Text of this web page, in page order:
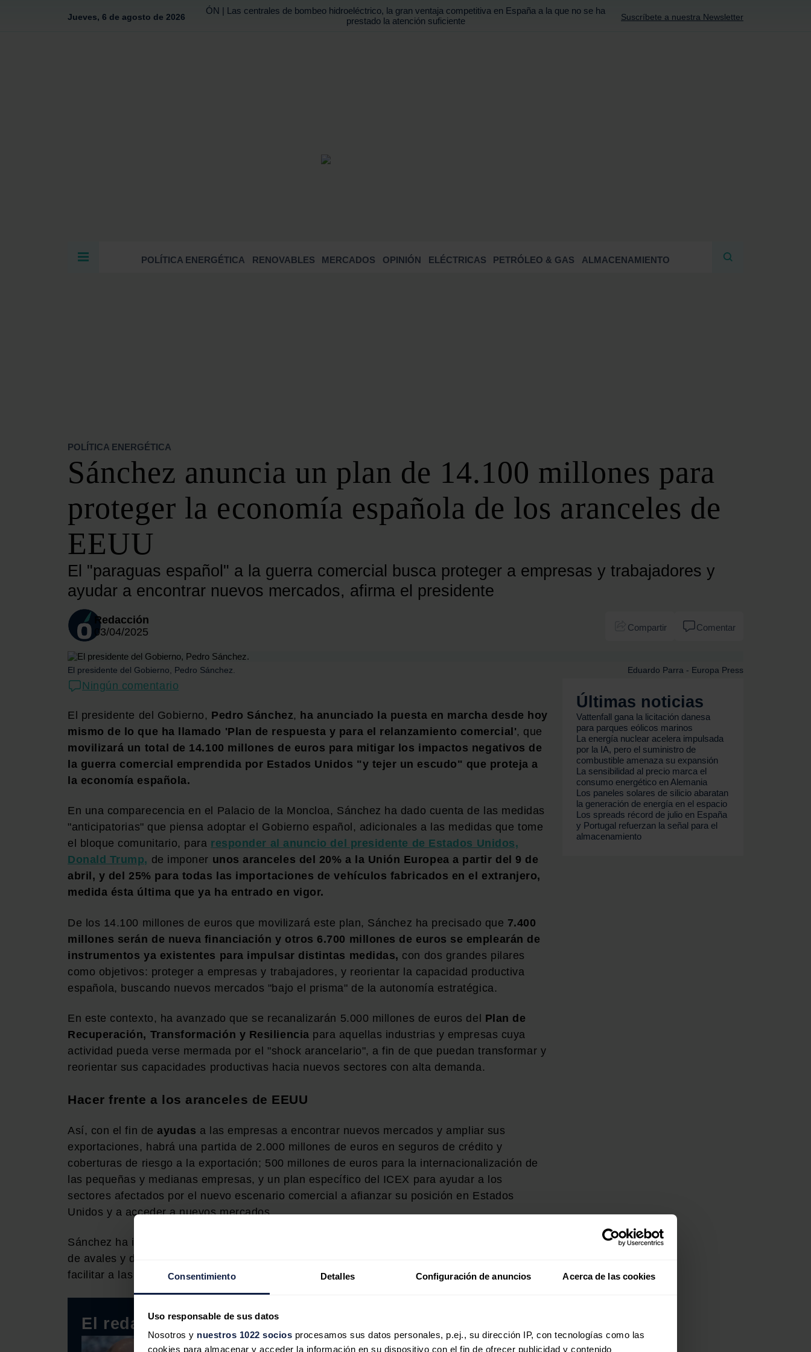
Consentimiento Detalles Configuración de anuncios Acerca de las cookies
Uso responsable de sus datos
Nosotros y nuestros 1022 socios procesamos sus datos personales, p.ej., su dirección IP, con tecnologías como las
cookies para almacenar y acceder la información en su dispositivo con el fin de ofrecer publicidad y contenido
Jueves, 6 de agosto de 2026
ÓN | Las centrales de bombeo hidroeléctrico, la gran ventaja competitiva en España a la que no se ha
prestado la atención suficiente
Suscríbete a nuestra Newsletter
MOVILIDAD
ALMACENAMIENTO
STARTUPS & INNOVACIÓN
HIDRÓGENO
TOP 10
TECH
FORO DE AUTOCONSUMO
FORO DE MOVILIDAD SOSTENIBLE
FORO DE TRANSICIÓN ENERGÉTICA
FORO INDUSTRIAL
SERVICIOS
MEDIA KIT
POLÍTICA ENERGÉTICA RENOVABLES MERCADOS OPINIÓN ELÉCTRICAS PETRÓLEO & GAS ALMACENAMIENTO
BUSCAR
POLÍTICA ENERGÉTICA
Sánchez anuncia un plan de 14.100 millones para
proteger la economía española de los aranceles de
EEUU
El "paraguas español" a la guerra comercial busca proteger a empresas y trabajadores y
ayudar a encontrar nuevos mercados, afirma el presidente
Redacción
03/04/2025
Compartir Comentar
El presidente del Gobierno, Pedro Sánchez. Eduardo Parra - Europa Press
Ningún comentario
El presidente del Gobierno, Pedro Sánchez, ha anunciado la puesta en marcha desde hoy
mismo de lo que ha llamado 'Plan de respuesta y para el relanzamiento comercial', que
movilizará un total de 14.100 millones de euros para mitigar los impactos negativos de
la guerra comercial emprendida por Estados Unidos "y tejer un escudo" que proteja a
la economía española.
En una comparecencia en el Palacio de la Moncloa, Sánchez ha dado cuenta de las medidas
"anticipatorias" que piensa adoptar el Gobierno español, adicionales a las medidas que tome
el bloque comunitario, para responder al anuncio del presidente de Estados Unidos,
Donald Trump, de imponer unos aranceles del 20% a la Unión Europea a partir del 9 de
abril, y del 25% para todas las importaciones de vehículos fabricados en el extranjero,
medida ésta última que ya ha entrado en vigor.
De los 14.100 millones de euros que movilizará este plan, Sánchez ha precisado que 7.400
millones serán de nueva financiación y otros 6.700 millones de euros se emplearán de
instrumentos ya existentes para impulsar distintas medidas, con dos grandes pilares
como objetivos: proteger a empresas y trabajadores, y reorientar la capacidad productiva
española, buscando nuevos mercados "bajo el prisma" de la autonomía estratégica.
En este contexto, ha avanzado que se recanalizarán 5.000 millones de euros del Plan de
Recuperación, Transformación y Resiliencia para aquellas industrias y empresas cuya
actividad pueda verse mermada por el "shock arancelario", a fin de que puedan transformar y
reorientar sus capacidades productivas hacia nuevos sectores con alta demanda.
Hacer frente a los aranceles de EEUU
Así, con el fin deayudas a las empresas a encontrar nuevos mercados y ampliar sus
exportaciones, habrá una partida de 2.000 millones de euros en seguros de crédito y
coberturas de riesgo a la exportación; 500 millones de euros para la internacionalización de
las pequeñas y medianas empresas, y un plan específico del ICEX para ayudar a los
sectores afectados por el nuevo escenario comercial a afianzar su posición en Estados
Unidos y a acceder a nuevos mercados.
Sánchez ha indicado además que, el marco de este plan, se pondrán en marcha dos líneas
de avales y de
facilitar a las empresas acceso a financiación y satisfacer sus necesidades de circulante.
El redactor recomienda
Últimas noticias
Vattenfall gana la licitación danesa
para parques eólicos marinos
La energía nuclear acelera impulsada
por la IA, pero el suministro de
combustible amenaza su expansión
La sensibilidad al precio marca el
consumo energético en Alemania
Los paneles solares de silicio abaratan
la generación de energía en el espacio
Los spreads récord de julio en España
y Portugal refuerzan la señal para el
almacenamiento